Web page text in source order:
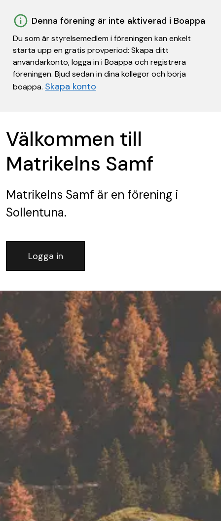
Denna förening är inte aktiverad i Boappa
Du som är styrelsemedlem i föreningen kan enkelt
starta upp en gratis provperiod: Skapa ditt
användarkonto, logga in i Boappa och registrera
föreningen. Bjud sedan in dina kollegor och börja
boappa. Skapa konto
Välkommen till
Matrikelns Samf
Matrikelns Samf är en förening i
Sollentuna.
Logga in